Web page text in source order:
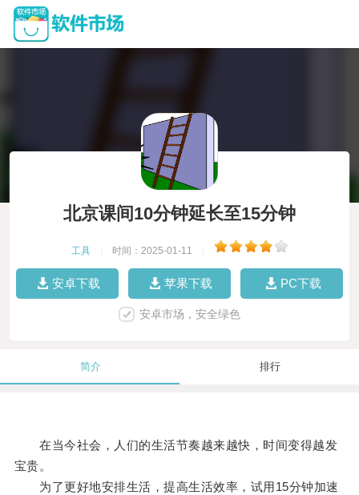
北京课间10分钟延长至15分钟
工具 时间：2025-01-11
安卓下载 苹果下载 PC下载
安卓市场，安全绿色
简介 排行
在当今社会，人们的生活节奏越来越快，时间变得越发
宝贵。
为了更好地安排生活，提高生活效率，试用15分钟加速